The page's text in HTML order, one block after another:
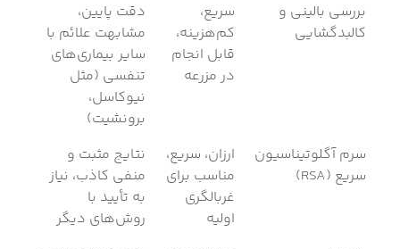
بررسی بالینی و
کالبدگشایی
سریع،
کم‌هزینه،
قابل انجام
در مزرعه
دقت پایین،
مشابهت علائم با
سایر بیماری‌های
تنفسی (مثل
نیوکاسل،
برونشیت)
سرم آگلوتیناسیون
سریع (RSA)
ارزان، سریع،
مناسب برای
غربالگری
اولیه
نتایج مثبت و
منفی کاذب، نیاز
به تأیید با
روش‌های دیگر